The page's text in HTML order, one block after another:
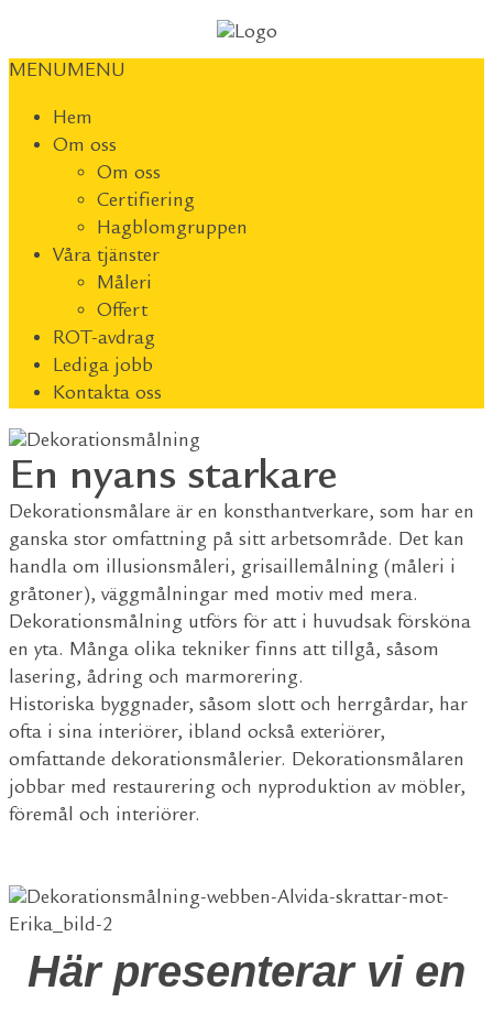
MENUMENU
Hem
Om oss
Om oss
Certifiering
Hagblomgruppen
Våra tjänster
Måleri
Offert
ROT-avdrag
Lediga jobb
Kontakta oss
En nyans starkare
Dekorationsmålare är en konsthantverkare, som har en
ganska stor omfattning på sitt arbetsområde. Det kan
handla om illusionsmåleri, grisaillemålning (måleri i
gråtoner), väggmålningar med motiv med mera.
Dekorationsmålning utförs för att i huvudsak försköna
en yta. Många olika tekniker finns att tillgå, såsom
lasering, ådring och marmorering.
Historiska byggnader, såsom slott och herrgårdar, har
ofta i sina interiörer, ibland också exteriörer,
omfattande dekorationsmålerier. Dekorationsmålaren
jobbar med restaurering och nyproduktion av möbler,
föremål och interiörer.
Här presenterar vi en